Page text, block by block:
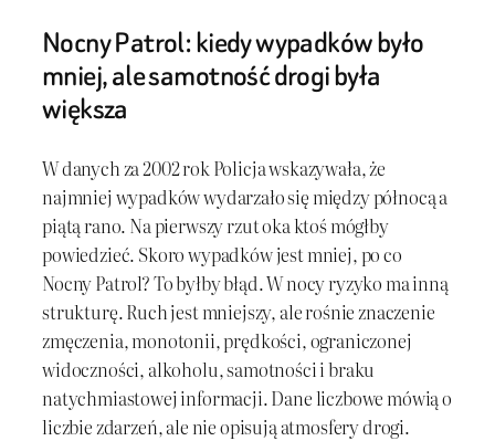
Nocny Patrol: kiedy wypadków było
mniej, ale samotność drogi była
większa
W danych za 2002 rok Policja wskazywała, że
najmniej wypadków wydarzało się między północą a
piątą rano. Na pierwszy rzut oka ktoś mógłby
powiedzieć. Skoro wypadków jest mniej, po co
Nocny Patrol? To byłby błąd. W nocy ryzyko ma inną
strukturę. Ruch jest mniejszy, ale rośnie znaczenie
zmęczenia, monotonii, prędkości, ograniczonej
widoczności, alkoholu, samotności i braku
natychmiastowej informacji. Dane liczbowe mówią o
liczbie zdarzeń, ale nie opisują atmosfery drogi.